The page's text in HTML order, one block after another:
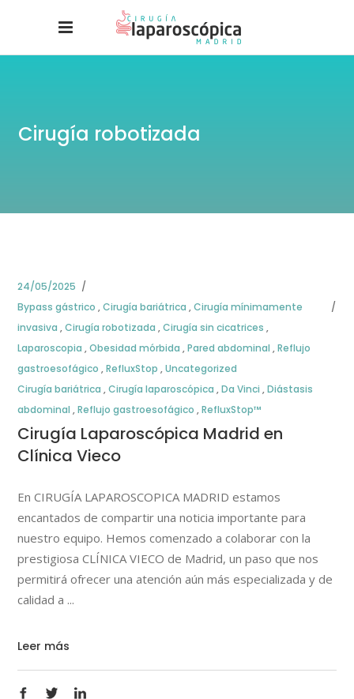
Cirugía robotizada
24/05/2025
Bypass gástrico ,Cirugía bariátrica ,Cirugía mínimamente
invasiva ,Cirugía robotizada ,Cirugía sin cicatrices ,
Laparoscopia ,Obesidad mórbida ,Pared abdominal ,Reflujo
gastroesofágico ,RefluxStop ,Uncategorized
Cirugía bariátrica ,Cirugía laparoscópica ,Da Vinci ,Diástasis
abdominal ,Reflujo gastroesofágico ,RefluxStop™
Cirugía Laparoscópica Madrid en
Clínica Vieco
En CIRUGÍA LAPAROSCOPICA MADRID estamos
encantados de compartir una noticia importante para
nuestro equipo. Hemos comenzado a colaborar con la
prestigiosa CLÍNICA VIECO de Madrid, un paso que nos
permitirá ofrecer una atención aún más especializada y de
calidad a
Leer más